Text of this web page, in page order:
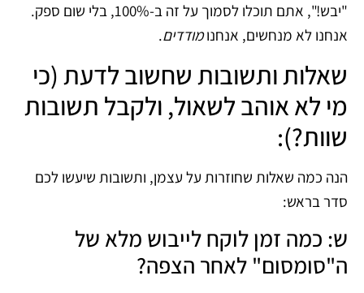
"יבש!", אתם תוכלו לסמוך על זה ב-100%, בלי שום ספק.
אנחנו לא מנחשים, אנחנומודדים.
שאלות ותשובות שחשוב לדעת (כי
מי לא אוהב לשאול, ולקבל תשובות
שוות?):
הנה כמה שאלות שחוזרות על עצמן, ותשובות שיעשו לכם
סדר בראש:
ש: כמה זמן לוקח לייבוש מלא של
ה"סומסום" לאחר הצפה?